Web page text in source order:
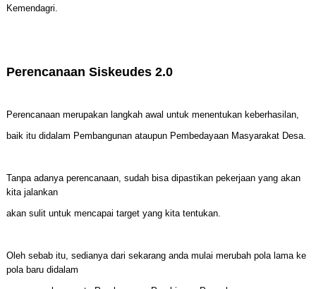
Kemendagri.
Perencanaan Siskeudes 2.0
Perencanaan merupakan langkah awal untuk menentukan keberhasilan,
baik itu didalam Pembangunan ataupun Pembedayaan Masyarakat Desa.
Tanpa adanya perencanaan, sudah bisa dipastikan pekerjaan yang akan
kita jalankan
akan sulit untuk mencapai target yang kita tentukan.
Oleh sebab itu, sedianya dari sekarang anda mulai merubah pola lama ke
pola baru didalam